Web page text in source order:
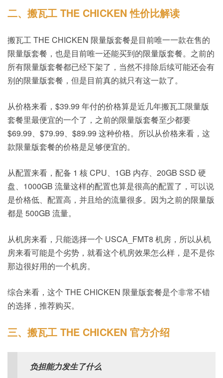
二、搬瓦工 THE CHICKEN 性价比解读
搬瓦工 THE CHICKEN 限量版套餐是目前唯一一款在售的
限量版套餐，也是目前唯一还能买到的限量版套餐。之前的
所有限量版套餐都已经下架了，当然不排除后续可能还会有
别的限量版套餐，但是目前真的就只有这一款了。
从价格来看，$39.99 年付的价格算是近几年搬瓦工限量版
套餐里最便宜的一个了，之前的限量版套餐至少都要
$69.99、$79.99、$89.99 这种价格。所以从价格来看，这
款限量版套餐的价格是足够便宜的。
从配置来看，配备 1 核 CPU、1GB 内存、20GB SSD 硬
盘、1000GB 流量这样的配置也算是很高的配置了，可以说
是价格低、配置高，并且给的流量很多。因为之前的限量版
都是 500GB 流量。
从机房来看，只能选择一个 USCA_FMT8 机房，所以从机
房来看可能是个劣势，就看这个机房效果怎么样，是不是你
那边很好用的一个机房。
综合来看，这个 THE CHICKEN 限量版套餐是个非常不错
的选择，推荐购买。
三、搬瓦工 THE CHICKEN 官方介绍
负担能力发生了什么